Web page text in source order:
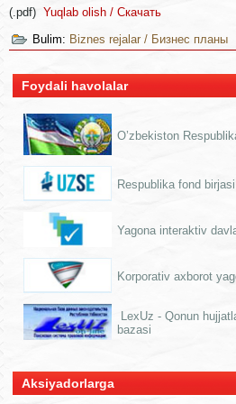
(.pdf)Yuqlab olish / Скачать
Bulim: Biznes rejalar / Бизнес планы
Foydali havolalar
O’zbekiston
Respublika fond
Yagona interaktiv
Korporativ axborot
LexUz - Qonun
bazasi
Aksiyadorlarga